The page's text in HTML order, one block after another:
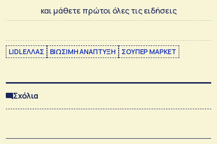
και μάθετε πρώτοι όλες τις ειδήσεις
LIDL ΕΛΛΑΣ ΒΙΩΣΙΜΗ ΑΝΑΠΤΥΞΗ ΣΟΥΠΕΡ ΜΑΡΚΕΤ
Σχόλια